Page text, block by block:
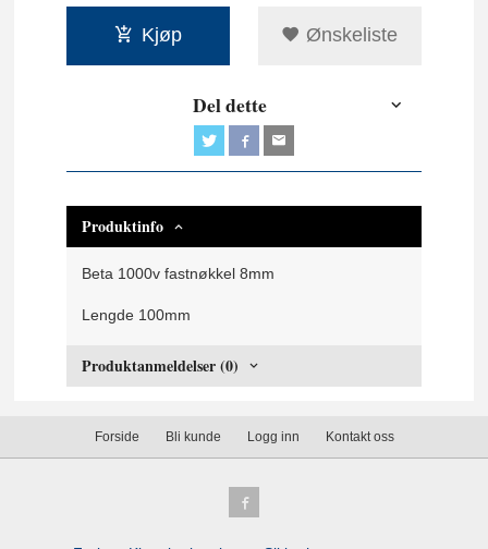
Kjøp Ønskeliste
Del dette
Produktinfo
Beta 1000v fastnøkkel 8mm
Lengde 100mm
Produktanmeldelser (0)
Forside Bli kunde Logg inn Kontakt oss